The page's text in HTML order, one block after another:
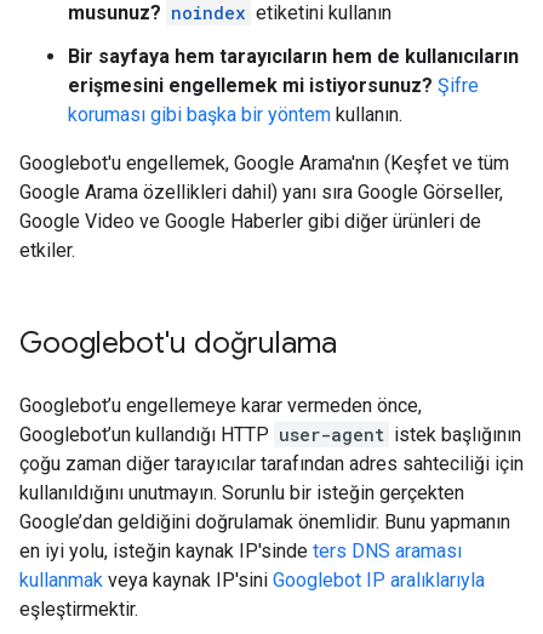
musunuz? noindex etiketini kullanın
Bir sayfaya hem tarayıcıların hem de kullanıcıların
erişmesini engellemek mi istiyorsunuz? Şifre
koruması gibi başka bir yöntem kullanın.
Googlebot'u engellemek, Google Arama'nın (Keşfet ve tüm
Google Arama özellikleri dahil) yanı sıra Google Görseller,
Google Video ve Google Haberler gibi diğer ürünleri de
etkiler.
Googlebot'u doğrulama
Googlebot’u engellemeye karar vermeden önce,
Googlebot’un kullandığı HTTP user-agent istek başlığının
çoğu zaman diğer tarayıcılar tarafından adres sahteciliği için
kullanıldığını unutmayın. Sorunlu bir isteğin gerçekten
Google’dan geldiğini doğrulamak önemlidir. Bunu yapmanın
en iyi yolu, isteğin kaynak IP'sinde ters DNS araması
kullanmak veya kaynak IP'sini Googlebot IP aralıklarıyla
eşleştirmektir.